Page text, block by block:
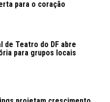
para o coração
de Teatro do DF abre
para grupos locais